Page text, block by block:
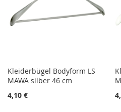
Kleiderbügel Bodyform LS
MAWA silber 46 cm
4,10 €